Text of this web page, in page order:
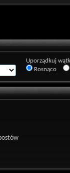
Uporządkuj
Rosnąco